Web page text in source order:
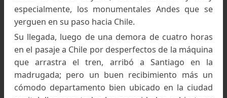
honorable; sus padres estuvieron presentes
exposición, y se emocionaron mucho no solo
desenvoltura en que realizó la exposición, sino
cuanto a los resultados obtenidos en la
aunque, faltaba alguien para que la alegría
felicidad de Louis, fuera completa, la joven
que había conocido en Grenoble, Claude